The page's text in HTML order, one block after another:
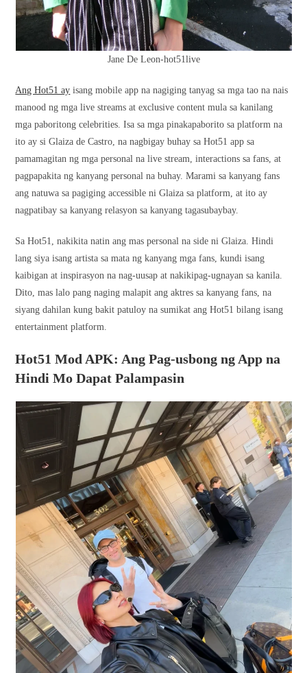
Jane De Leon-hot51live
Ang Hot51 ay isang mobile app na nagiging tanyag sa mga tao na nais
manood ng mga live streams at exclusive content mula sa kanilang
mga paboritong celebrities. Isa sa mga pinakapaborito sa platform na
ito ay si Glaiza de Castro, na nagbigay buhay sa Hot51 app sa
pamamagitan ng mga personal na live stream, interactions sa fans, at
pagpapakita ng kanyang personal na buhay. Marami sa kanyang fans
ang natuwa sa pagiging accessible ni Glaiza sa platform, at ito ay
nagpatibay sa kanyang relasyon sa kanyang tagasubaybay.
Sa Hot51, nakikita natin ang mas personal na side ni Glaiza. Hindi
lang siya isang artista sa mata ng kanyang mga fans, kundi isang
kaibigan at inspirasyon na nag-uusap at nakikipag-ugnayan sa kanila.
Dito, mas lalo pang naging malapit ang aktres sa kanyang fans, na
siyang dahilan kung bakit patuloy na sumikat ang Hot51 bilang isang
entertainment platform.
Hot51 Mod APK: Ang Pag-usbong ng App na
Hindi Mo Dapat Palampasin